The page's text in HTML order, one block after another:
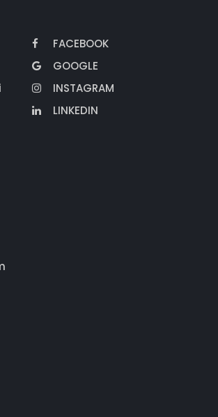
FACEBOOK
GOOGLE
INSTAGRAM
LINKEDIN